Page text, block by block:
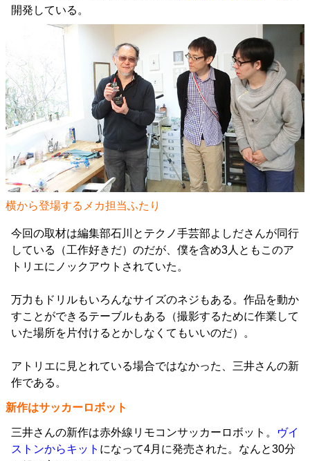
開発している。
横から登場するメカ担当ふたり
今回の取材は編集部石川とテクノ手芸部よしださんが同行
している（工作好きだ）のだが、僕を含め3人ともこのア
トリエにノックアウトされていた。
万力もドリルもいろんなサイズのネジもある。作品を動か
すことができるテーブルもある（撮影するために作業して
いた場所を片付けるとかしなくてもいいのだ）。
アトリエに見とれている場合ではなかった、三井さんの新
作である。
新作はサッカーロボット
三井さんの新作は赤外線リモコンサッカーロボット。
ヴイ
ストンからキット になって4月に発売された。なんと30分